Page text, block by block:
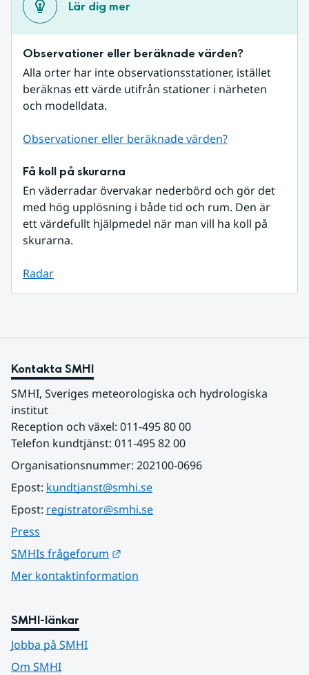
Lär dig mer
Observationer eller beräknade värden?
Alla orter har inte observationsstationer, istället
beräknas ett värde utifrån stationer i närheten
och modelldata.
Observationer eller beräknade värden?
Få koll på skurarna
En väderradar övervakar nederbörd och gör det
med hög upplösning i både tid och rum. Den är
ett värdefullt hjälpmedel när man vill ha koll på
skurarna.
Radar
Kontakta SMHI
SMHI, Sveriges meteorologiska och hydrologiska
institut
Reception och växel: 011-495 80 00
Telefon kundtjänst: 011-495 82 00
Organisationsnummer: 202100-0696
Epost: kundtjanst@smhi.se
Epost: registrator@smhi.se
Press
SMHIs frågeforum
Mer kontaktinformation
SMHI-länkar
Jobba på SMHI
Om SMHI